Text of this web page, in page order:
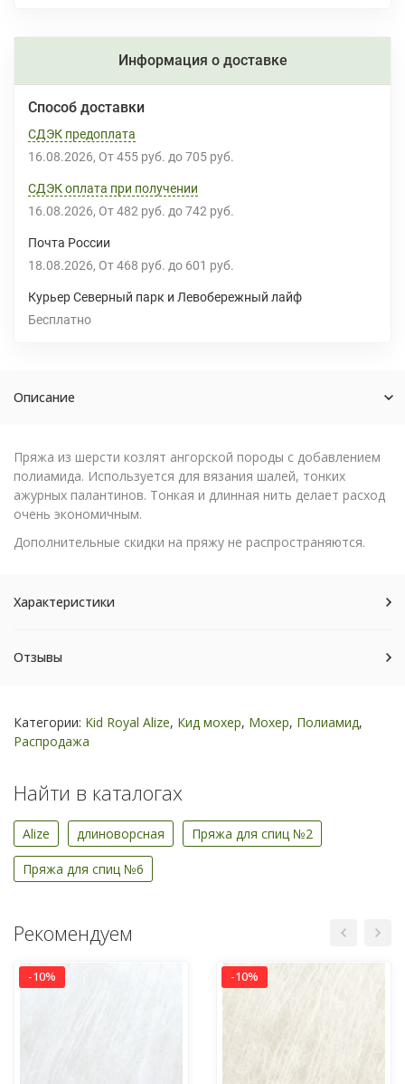
Информация о доставке
Способ доставки
СДЭК предоплата
16.08.2026 От 455 руб. до 705 руб.
СДЭК оплата при получении
16.08.2026 От 482 руб. до 742 руб.
Почта России
18.08.2026 От 468 руб. до 601 руб.
Курьер Северный парк и Левобережный лайф
Бесплатно
Описание
Пряжа из шерсти козлят ангорской породы с добавлением
полиамида. Используется для вязания шалей, тонких
ажурных палантинов. Тонкая и длинная нить делает расход
очень экономичным.
Дополнительные скидки на пряжу не распространяются.
Характеристики
Отзывы
Категории: Kid Royal Alize, Кид мохер, Мохер, Полиамид,
Распродажа
Найти в каталогах
Alize длиноворсная Пряжа для спиц №2
Пряжа для спиц №6
Рекомендуем
-10% -10%